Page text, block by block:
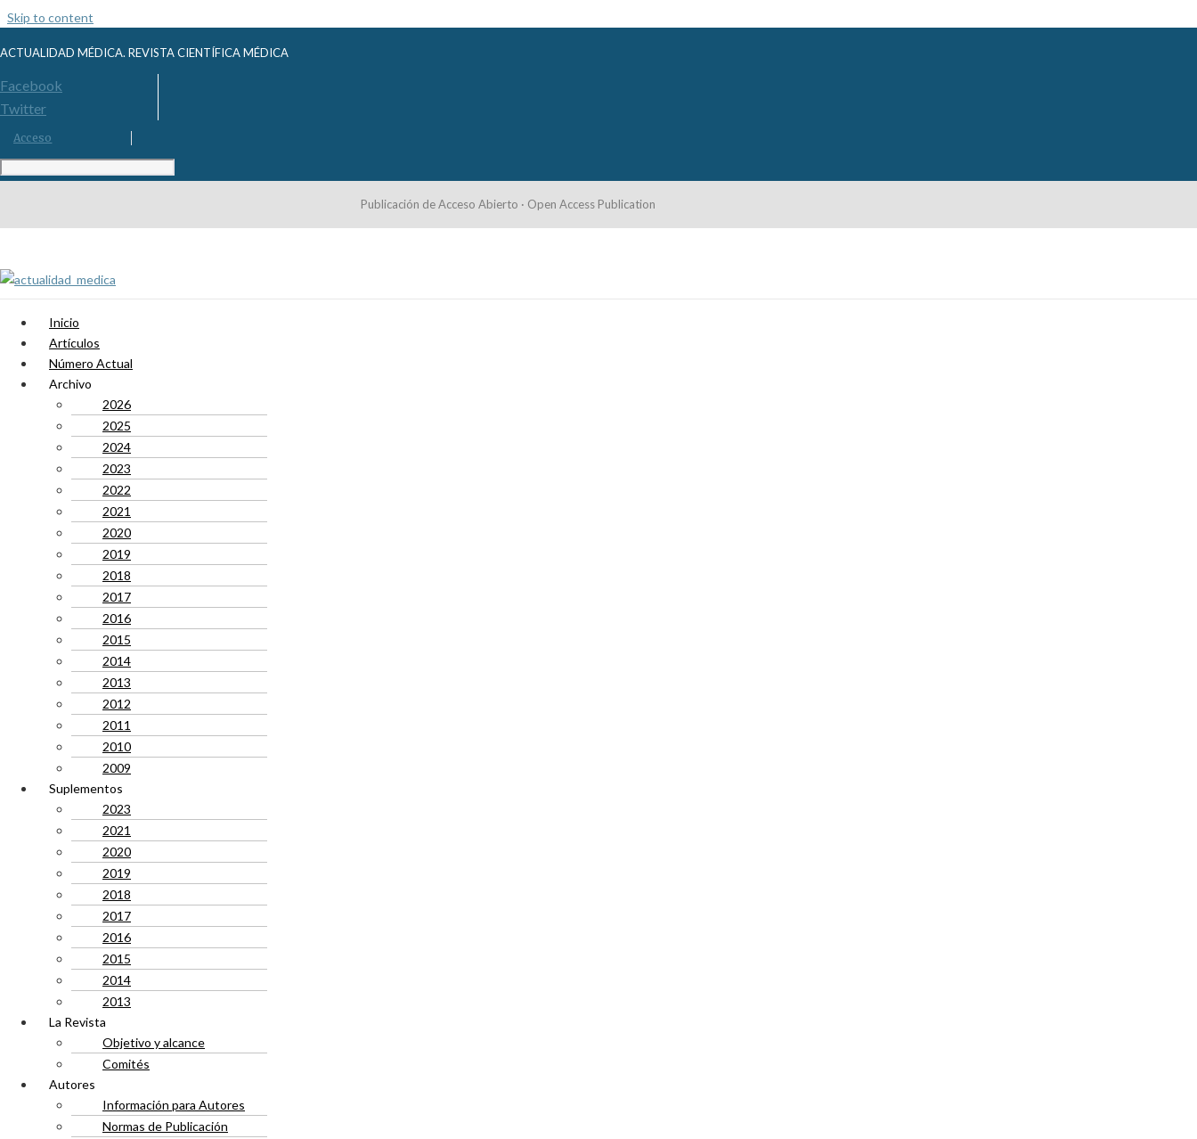
Skip to content
ACTUALIDAD MÉDICA. REVISTA CIENTÍFICA MÉDICA
Facebook
Twitter
Acceso
Publicación de Acceso Abierto · Open Access Publication
Inicio
Artículos
Número Actual
Archivo
2026
2025
2024
2023
2022
2021
2020
2019
2018
2017
2016
2015
2014
2013
2012
2011
2010
2009
Suplementos
2023
2021
2020
2019
2018
2017
2016
2015
2014
2013
La Revista
Objetivo y alcance
Comités
Autores
Información para Autores
Normas de Publicación